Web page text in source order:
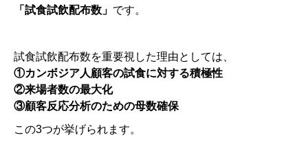
「試食試飲配布数」 です。
試食試飲配布数を重要視した理由としては、
①カンボジア人顧客の試食に対する積極性
②来場者数の最大化
③顧客反応分析のための母数確保
この3つが挙げられます。